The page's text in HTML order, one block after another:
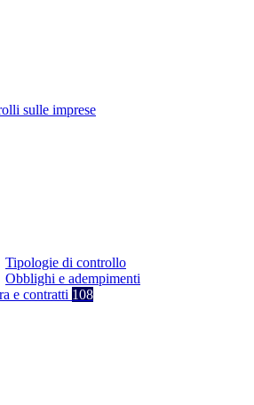
sulle imprese
Tipologie di controllo
Obblighi e adempimenti
e contratti 108